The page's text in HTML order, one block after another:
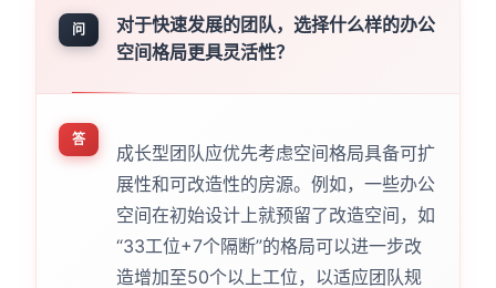
问
对于快速发展的团队，选择什么样的办公
空间格局更具灵活性？
答
成长型团队应优先考虑空间格局具备可扩
展性和可改造性的房源。例如，一些办公
空间在初始设计上就预留了改造空间，如
“33工位+7个隔断”的格局可以进一步改
造增加至50个以上工位，以适应团队规